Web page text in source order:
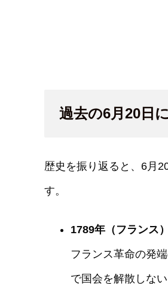
過去の6月20日
歴史を振り返ると、6月
す。
1789年（フランス
フランス革命の発
で国会を解散しな